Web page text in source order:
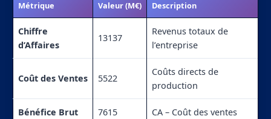
Métrique Valeur (M€) Description
Chiffre
d’Affaires
13137
Revenus totaux de
l’entreprise
Coût des Ventes 5522
Coûts directs de
production
Bénéfice Brut 7615 CA – Coût des ventes